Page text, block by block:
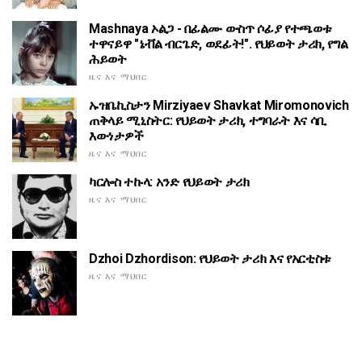
Mashnaya ኦልጋ - በፊልሙ ውስጥ ሶፊያ የተጫወቱ
ተዋናይዋ "ኔቭል ብርጌድ, ወደፊት!". የህይወት ታሪክ, የግል
ሕይወት
ዜና እና ማህበር
ኡዝቤኪስታን Mirziyaev Shavkat Miromonovich
ጠቅላይ ሚኒስትር: የህይወት ታሪክ, ተግባራት እና ሳቢ
እውነታዎች
ዜና እና ማህበር
ካርሎስ ተኩላ: አንድ የህይወት ታሪክ
ዜና እና ማህበር
Dzhoi Dzhordison: የህይወት ታሪክ እና የአርቲስቱ
ዜና እና ማህበር